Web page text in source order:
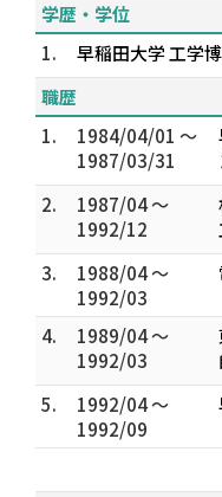
学歴・学位
1.
早稲田大学 工学
職歴
1.
1984/04/01 ～
1987/03/31
2.
1987/04 ～
1992/12
3.
1988/04 ～
1992/03
4.
1989/04 ～
1992/03
5.
1992/04 ～
1992/09